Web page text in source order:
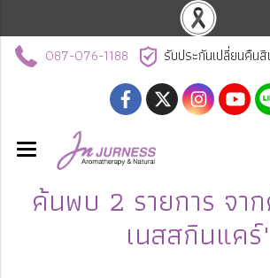
087-076-1188 รับประกันเปลี่ยนคืน
ค้นพบ 2 รายการ จาก
เนสสกินแคร์"